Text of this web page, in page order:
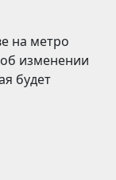
на метро
изменении
будет